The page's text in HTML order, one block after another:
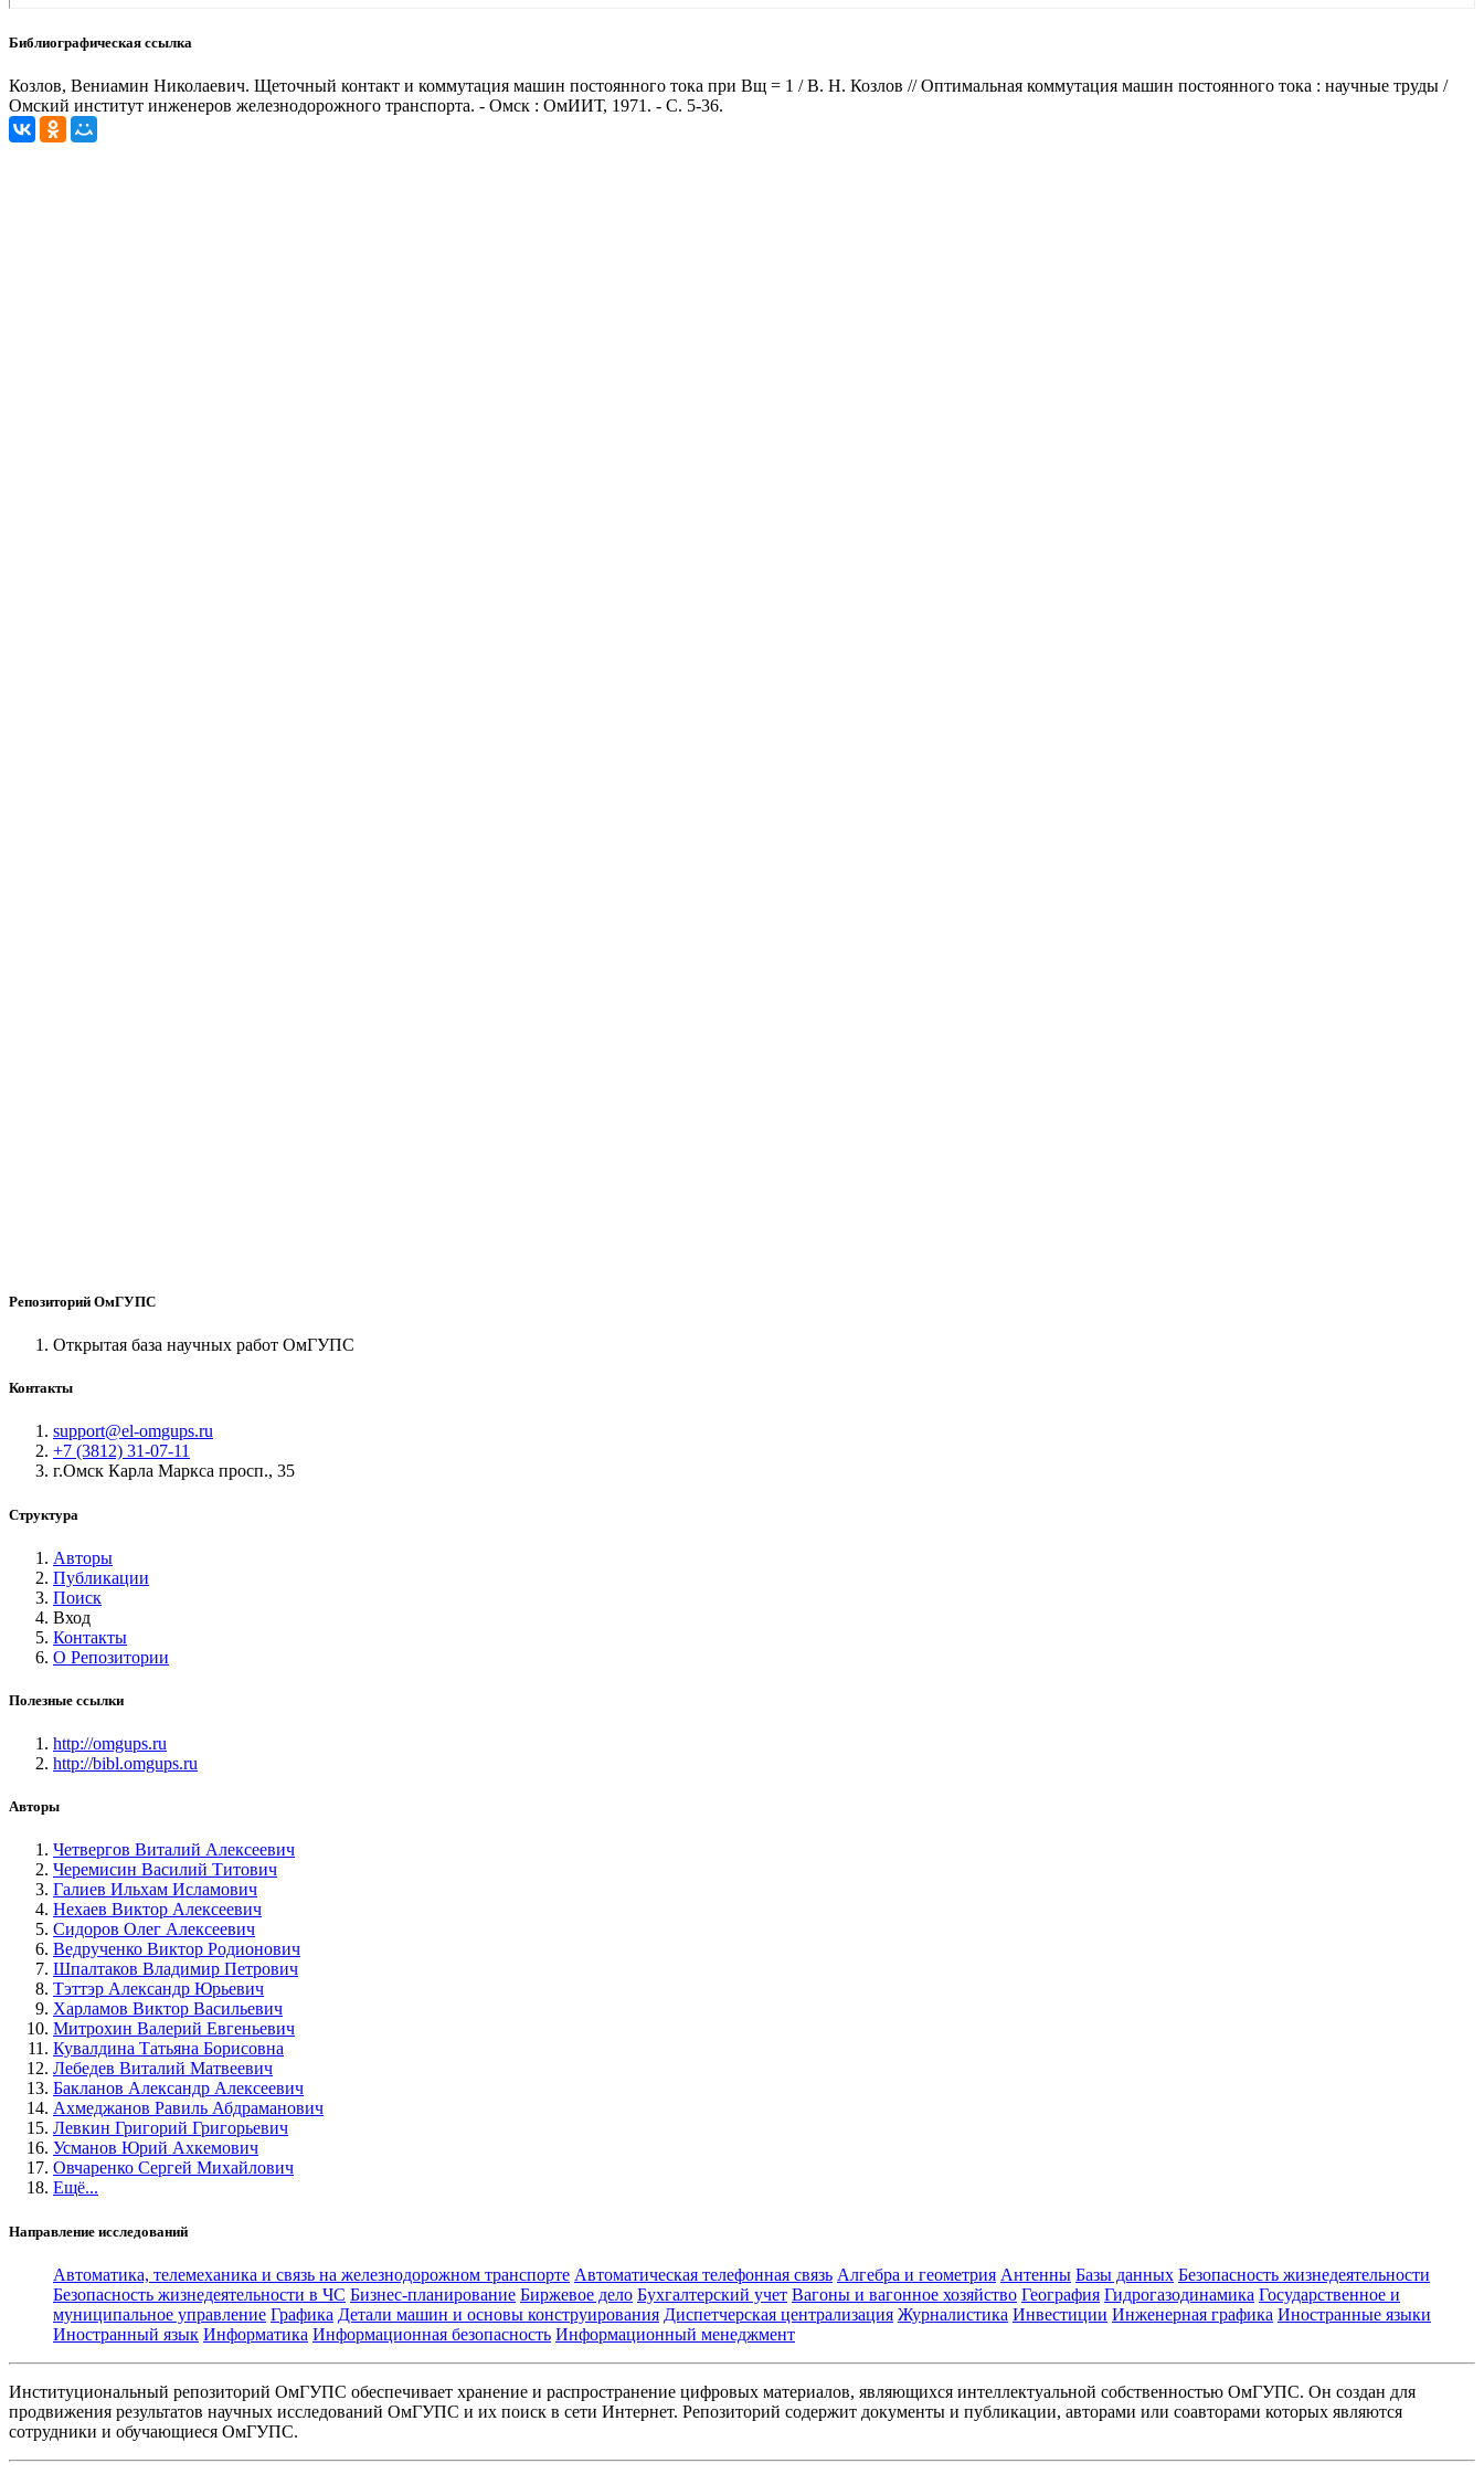
Библиографическая ссылка
Козлов, Вениамин Николаевич. Щеточный контакт и коммутация машин постоянного тока при Вщ = 1 / В. Н. Козлов // Оптимальная коммутация машин постоянного тока : научные труды /
Омский институт инженеров железнодорожного транспорта. - Омск : ОмИИТ, 1971. - С. 5-36.
Репозиторий ОмГУПС
Открытая база научных работ ОмГУПС
Контакты
support@el-omgups.ru
+7 (3812) 31-07-11
г.Омск Карла Маркса просп., 35
Структура
Авторы
Публикации
Поиск
Вход
Контакты
О Репозитории
Полезные ссылки
http://omgups.ru
http://bibl.omgups.ru
Авторы
Четвергов Виталий Алексеевич
Черемисин Василий Титович
Галиев Ильхам Исламович
Нехаев Виктор Алексеевич
Сидоров Олег Алексеевич
Ведрученко Виктор Родионович
Шпалтаков Владимир Петрович
Тэттэр Александр Юрьевич
Харламов Виктор Васильевич
Митрохин Валерий Евгеньевич
Кувалдина Татьяна Борисовна
Лебедев Виталий Матвеевич
Бакланов Александр Алексеевич
Ахмеджанов Равиль Абдраманович
Левкин Григорий Григорьевич
Усманов Юрий Ахкемович
Овчаренко Сергей Михайлович
Ещё...
Направление исследований
Автоматика, телемеханика и связь на железнодорожном транспорте Автоматическая телефонная связь Алгебра и геометрия Антенны Базы данных Безопасность жизнедеятельности
Безопасность жизнедеятельности в ЧС Бизнес-планирование Биржевое дело Бухгалтерский учет Вагоны и вагонное хозяйство География Гидрогазодинамика Государственное и
муниципальное управление Графика Детали машин и основы конструирования Диспетчерская централизация Журналистика Инвестиции Инженерная графика Иностранные языки
Иностранный язык Информатика Информационная безопасность Информационный менеджмент
Институциональный репозиторий ОмГУПС обеспечивает хранение и распространение цифровых материалов, являющихся интеллектуальной собственностью ОмГУПС. Он создан для
продвижения результатов научных исследований ОмГУПС и их поиск в сети Интернет. Репозиторий содержит документы и публикации, авторами или соавторами которых являются
сотрудники и обучающиеся ОмГУПС.